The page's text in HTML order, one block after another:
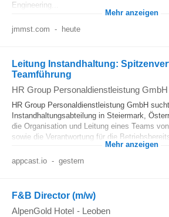
Engineering...
Mehr anzeigen
jmmst.com - heute
Leitung Instandhaltung:
Teamführung
HR Group Personaldienstleistung GmbH
HR Group Personaldienstleistung GmbH
Instandhaltungsabteilung in Steiermark,
die Organisation und Leitung eines Teams
sowie die Verantwortung für die
Mehr anzeigen
appcast.io - gestern
F&B Director (m/w)
AlpenGold Hotel - Leoben